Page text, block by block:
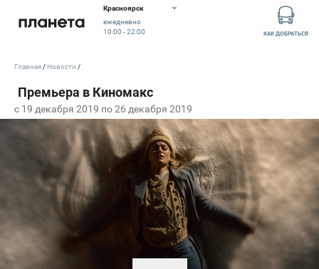
Красноярск
ежедневно
10:00 - 22:00
КАК ДОБРАТЬСЯ
c 19 декабря 2019 по 26 декабря 2019
Главная Новости